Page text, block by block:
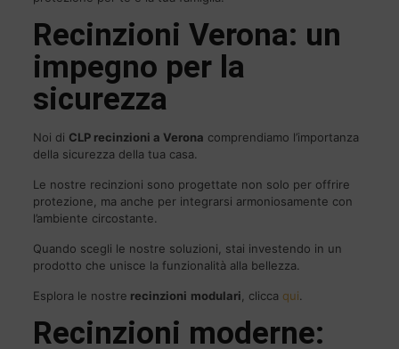
Recinzioni Verona: un
impegno per la
sicurezza
Noi di CLPrecinzioni a Verona comprendiamo l’importanza
della sicurezza della tua casa.
Le nostre recinzioni sono progettate non solo per offrire
protezione, ma anche per integrarsi armoniosamente con
l’ambiente circostante.
Quando scegli le nostre soluzioni, stai investendo in un
prodotto che unisce la funzionalità alla bellezza.
Esplora le nostre recinzioni modulari , clicca qui
Recinzioni moderne: